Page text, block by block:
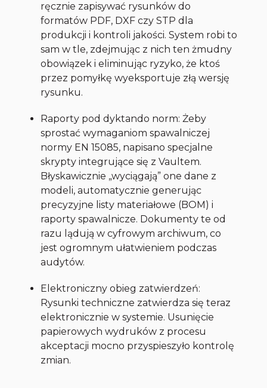
ręcznie zapisywać rysunków do
formatów PDF, DXF czy STP dla
produkcji i kontroli jakości. System robi to
sam w tle, zdejmując z nich ten żmudny
obowiązek i eliminując ryzyko, że ktoś
przez pomyłkę wyeksportuje złą wersję
rysunku.
Raporty pod dyktando norm: Żeby
sprostać wymaganiom spawalniczej
normy EN 15085, napisano specjalne
skrypty integrujące się z Vaultem.
Błyskawicznie „wyciągają” one dane z
modeli, automatycznie generując
precyzyjne listy materiałowe (BOM) i
raporty spawalnicze. Dokumenty te od
razu lądują w cyfrowym archiwum, co
jest ogromnym ułatwieniem podczas
audytów.
Elektroniczny obieg zatwierdzeń:
Rysunki techniczne zatwierdza się teraz
elektronicznie w systemie. Usunięcie
papierowych wydruków z procesu
akceptacji mocno przyspieszyło kontrolę
zmian.